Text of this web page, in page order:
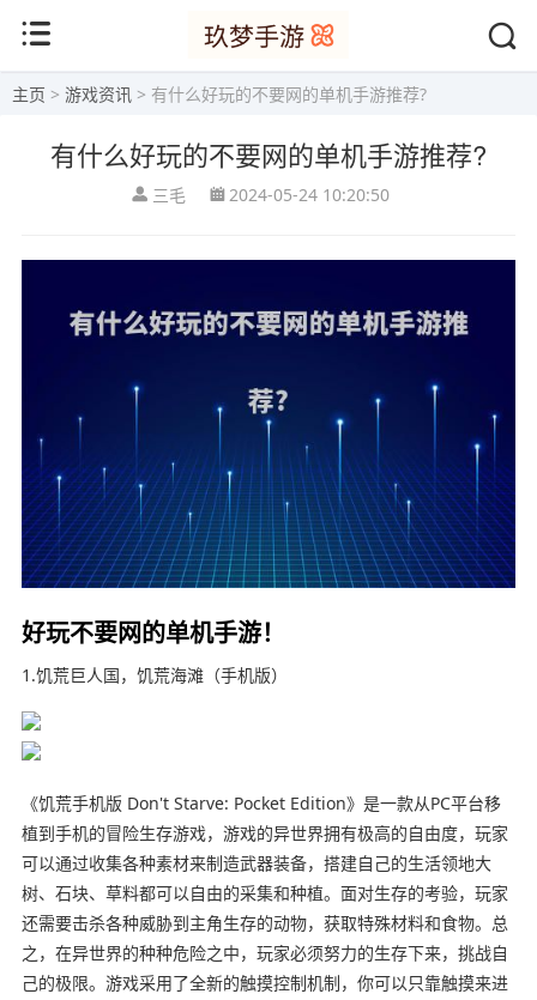
主页 > 游戏资讯 > 有什么好玩的不要网的单机手游推荐?
有什么好玩的不要网的单机手游推荐?
三毛 2024-05-24 10:20:50
好玩不要网的单机手游！
1.饥荒巨人国，饥荒海滩（手机版）
《饥荒手机版 Don't Starve: Pocket Edition》 是一款从PC平台移
植到手机的冒险生存游戏，游戏的异世界拥有极高的自由度，玩家
可以通过收集各种素材来制造武器装备，搭建自己的生活领地大
树、石块、草料都可以自由的采集和种植。面对生存的考验，玩家
还需要击杀各种威胁到主角生存的动物，获取特殊材料和食物。总
之，在异世界的种种危险之中，玩家必须努力的生存下来，挑战自
己的极限。游戏采用了全新的触摸控制机制，你可以只靠触摸来进